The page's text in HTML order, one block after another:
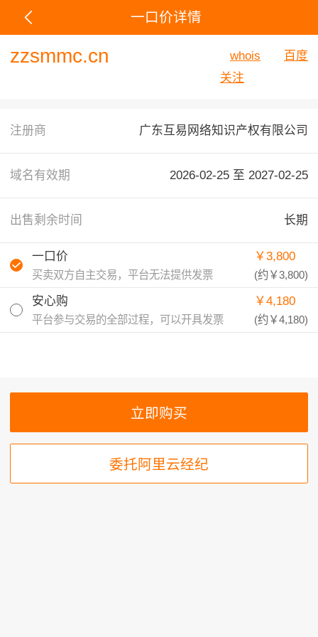
一口价详情
zzsmmc.cn whois
百度
关注
注册商 广东互易网络知识产权有限公司
域名有效期 2026-02-25 至 2027-02-25
出售剩余时间 长期
一口价
买卖双方自主交易，平台无法提供发票
￥3,800
(约￥3,800)
安心购
平台参与交易的全部过程，可以开具发票
￥4,180
(约￥4,180)
委托阿里云经纪